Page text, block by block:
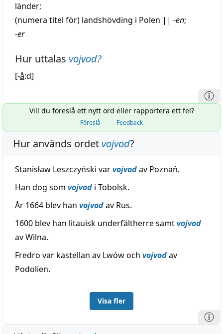
länder;
(numera titel för) landshövding i Polen || -en;
-er
Hur uttalas vojvod?
[-å:d]
Vill du föreslå ett nytt ord eller rapportera ett fel?
Föreslå Feedback
Hur används ordet vojvod?
Stanisław Leszczyński varvojvodav Poznań.
Han dog som vojvod i Tobolsk.
År 1664 blev han vojvodav Rus.
1600 blev han litauisk underfältherre samtvojvod
av Wilna.
Fredro var kastellan av Lwów och vojvodav
Podolien.
Visa fler